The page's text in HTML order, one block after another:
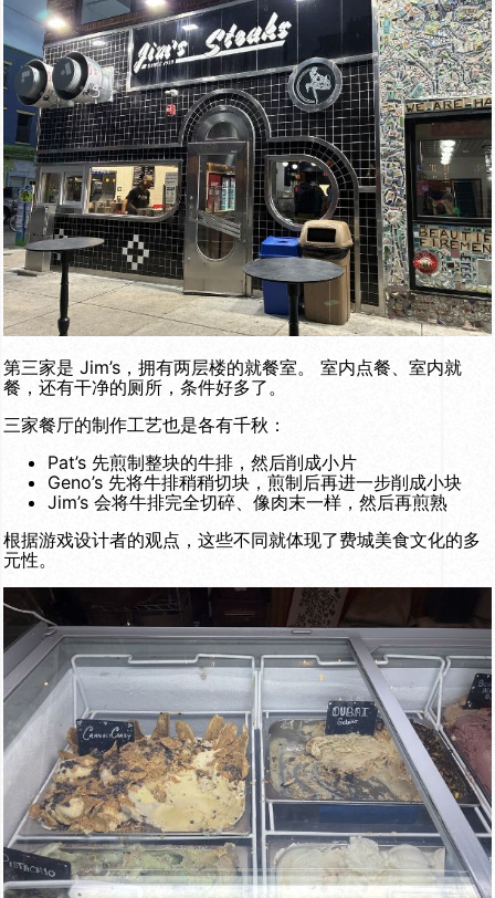
第三家是 Jim’s，拥有两层楼的就餐室。 室内点餐、室内就
餐，还有干净的厕所，条件好多了。
三家餐厅的制作工艺也是各有千秋：
Pat’s 先煎制整块的牛排，然后削成小片
Geno’s 先将牛排稍稍切块，煎制后再进一步削成小块
Jim’s 会将牛排完全切碎、像肉末一样，然后再煎熟
根据游戏设计者的观点，这些不同就体现了费城美食文化的多
元性。